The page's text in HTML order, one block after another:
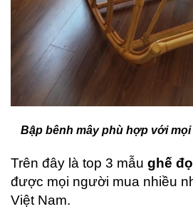
Bập bênh mây phù hợp với
Trên đây là top 3 mẫu ghế
được mọi người mua nhiều
Việt Nam.